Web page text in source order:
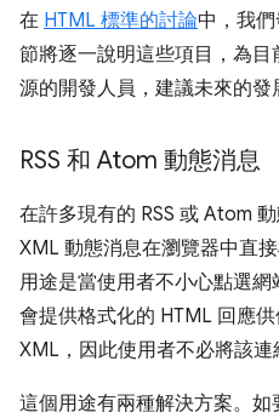
在 HTML 標準的討論中，我
節將逐一說明這些項目，為目
源的開發人員，建議未來的發
RSS 和 Atom 動態消息
在許多現有的 RSS 或 Atom
XML 動態消息在瀏覽器中直
用途是當使用者不小心點選網
會提供格式化的 HTML 回應
XML，因此使用者不必將該連
這個用途有兩種解決方案。